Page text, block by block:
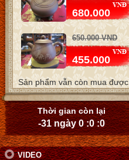
650.000 VND
455.000
650.000 VND
455.000
1.550.000 VND
1.085.000
850.000 VND
Sản phẩm vẫn còn mua được
Thời gian còn lại
-31 ngày 0 :0 :0
VIDEO